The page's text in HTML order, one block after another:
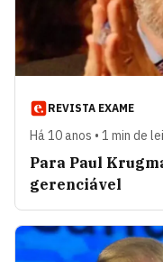
REVISTA EXAME
Há 10 anos • 1 min de
Para Paul
gerenciável